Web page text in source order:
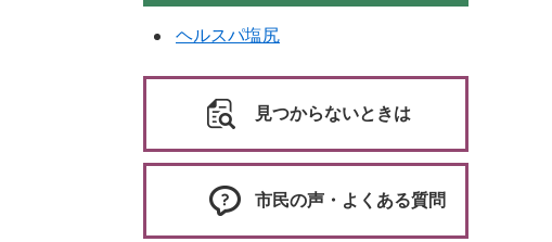
ヘルスパ塩尻
見つからないときは
市民の声・よくある質問